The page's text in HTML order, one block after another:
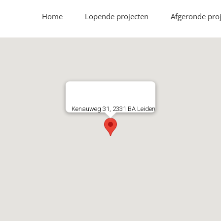
Home Lopende projecten Afgeronde
Kenauweg 31, 2331 BA Leiden